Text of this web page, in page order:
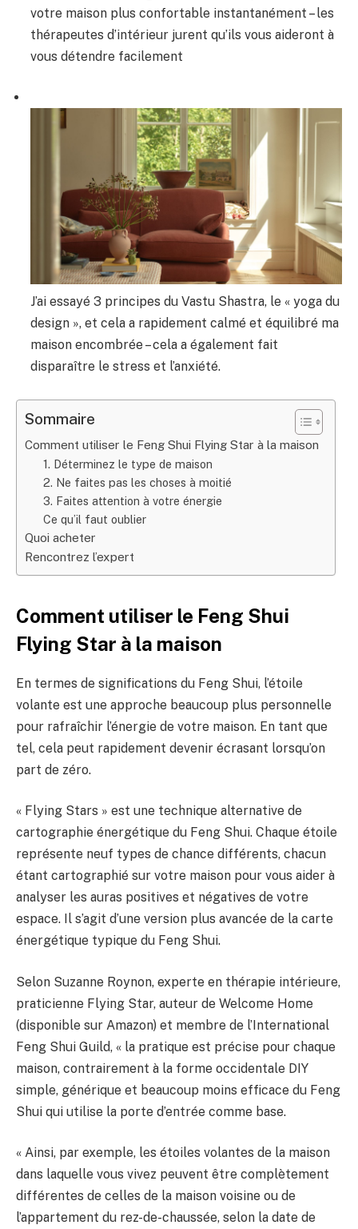
votre maison plus confortable instantanément – ​​les
thérapeutes d’intérieur jurent qu’ils vous aideront à
vous détendre facilement
J’ai essayé 3 principes du Vastu Shastra, le « yoga du
design », et cela a rapidement calmé et équilibré ma
maison encombrée – cela a également fait
disparaître le stress et l’anxiété.
Sommaire
Comment utiliser le Feng Shui Flying Star à la maison
1. Déterminez le type de maison
2. Ne faites pas les choses à moitié
3. Faites attention à votre énergie
Ce qu’il faut oublier
Quoi acheter
Rencontrez l’expert
Comment utiliser le Feng Shui
Flying Star à la maison
En termes de significations du Feng Shui, l’étoile
volante est une approche beaucoup plus personnelle
pour rafraîchir l’énergie de votre maison. En tant que
tel, cela peut rapidement devenir écrasant lorsqu’on
part de zéro.
« Flying Stars » est une technique alternative de
cartographie énergétique du Feng Shui. Chaque étoile
représente neuf types de chance différents, chacun
étant cartographié sur votre maison pour vous aider à
analyser les auras positives et négatives de votre
espace. Il s’agit d’une version plus avancée de la carte
énergétique typique du Feng Shui.
Selon Suzanne Roynon, experte en thérapie intérieure,
praticienne Flying Star, auteur de Welcome Home
(disponible sur Amazon) et membre de l’International
Feng Shui Guild, « la pratique est précise pour chaque
maison, contrairement à la forme occidentale DIY
simple, générique et beaucoup moins efficace du Feng
Shui qui utilise la porte d’entrée comme base.
« Ainsi, par exemple, les étoiles volantes de la maison
dans laquelle vous vivez peuvent être complètement
différentes de celles de la maison voisine ou de
l’appartement du rez-de-chaussée, selon la date de